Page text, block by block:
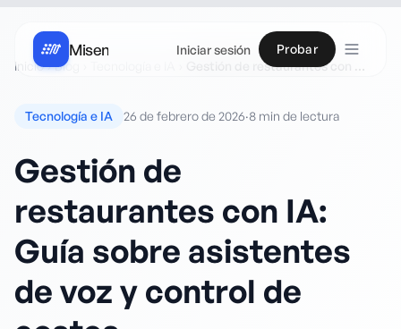
Misen Iniciar sesión
Probar
Inicio › Blog Gestión de restaurantes con IA: Guía sobre asistentes de voz y control de costes
Tecnología e IA 26 de febrero de 2026·8 min de lectura
Gestión de
restaurantes con IA:
Guía sobre asistentes
de voz y control de